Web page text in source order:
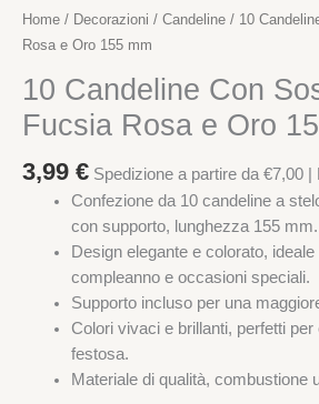
Home / Decorazioni / Candeline / 10
Rosa e Oro 155 mm
10 Candeline Con
Fucsia Rosa e Oro
3,99 € Spedizione a partire da €7,00
Confezione da 10 candeline a
con supporto, lunghezza 155 mm.
Design elegante e colorato,
compleanno e occasioni speciali.
Supporto incluso per una
Colori vivaci e brillanti, perfetti per
festosa.
Materiale di qualità, combustione
Con
Sostegno
Rosa
e
Oro
155
mm